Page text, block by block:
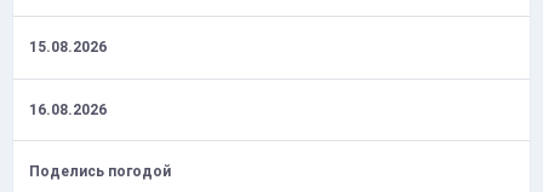
15.08.2026
16.08.2026
Поделись погодой